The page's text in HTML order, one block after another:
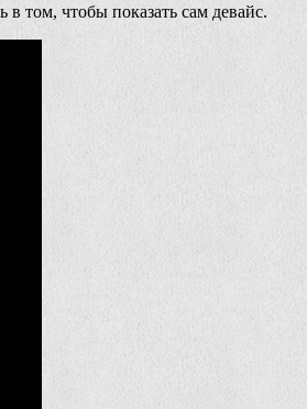
том, чтобы показать сам девайс.